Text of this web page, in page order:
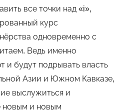
все точки над «i»,
курс
одновременно с
Ведь именно
и будут подрывать власть
Азии и Южном Кавказе,
выслужиться и
новым и новым